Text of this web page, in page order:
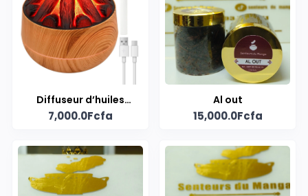
Diffuseur d’huiles
essentielles LED
7,000.0Fcfa
Al out
15,000.0Fcfa